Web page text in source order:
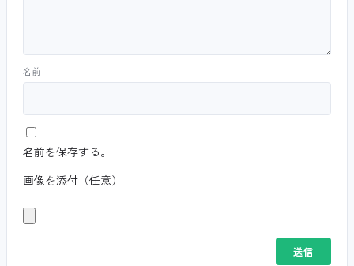
名前
名前を保存する。
画像を添付（任意）